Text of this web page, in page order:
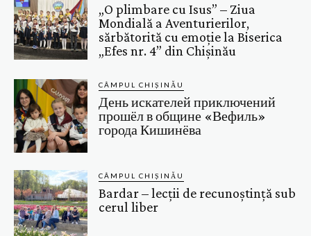
„O plimbare cu Isus” – Ziua
Mondială a Aventurierilor,
sărbătorită cu emoție la Biserica
„Efes nr. 4” din Chișinău
CÂMPUL CHIȘINĂU
День искателей приключений
прошёл в общине «Вефиль»
города Кишинёва
CÂMPUL CHIȘINĂU
Bardar – lecții de recunoștință sub
cerul liber